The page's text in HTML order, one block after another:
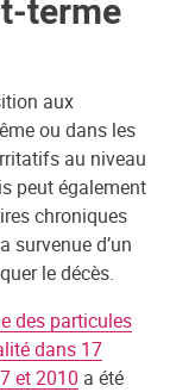
terme
aux
ou dans les
au niveau
peut également
chroniques
survenue d’un
le décès.
des particules
dans 17
et 2010 a été